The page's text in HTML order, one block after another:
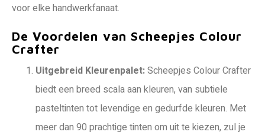
voor elke handwerkfanaat.
De Voordelen van Scheepjes Colour
Crafter
Uitgebreid Kleurenpalet:Scheepjes Colour Crafter
biedt een breed scala aan kleuren, van subtiele
pasteltinten tot levendige en gedurfde kleuren. Met
meer dan 90 prachtige tinten om uit te kiezen, zul je